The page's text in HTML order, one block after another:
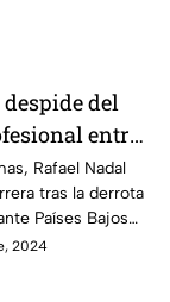
del
entre
Rafael Nadal
tras la derrota
Países Bajos
dejando un
2024